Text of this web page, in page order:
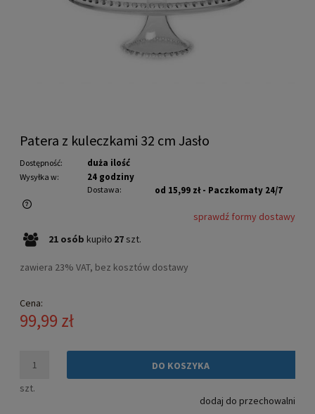
Patera z kuleczkami 32 cm Jasło
Dostępność: duża ilość
Wysyłka w: 24 godziny
Dostawa: od 15,99 zł - Paczkomaty 24/7
Cena nie zawiera ewentualnych kosztów płatności
sprawdź formy dostawy
21 osób kupiło 27 szt.
zawiera 23% VAT, bez kosztów dostawy
Cena:
99,99 zł
szt.
DO KOSZYKA
dodaj do przechowalni